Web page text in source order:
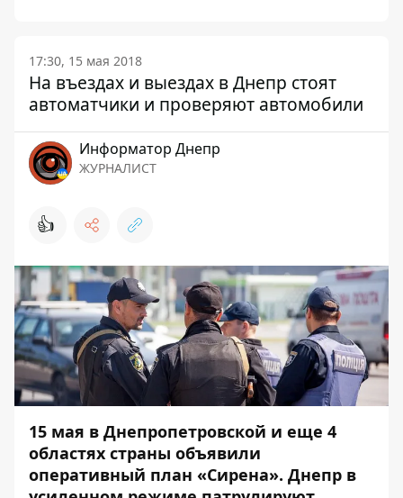
17:30, 15 мая 2018
На въездах и выездах в Днепр стоят
автоматчики и проверяют автомобили
Информатор Днепр
ЖУРНАЛИСТ
👍
15 мая в Днепропетровской и еще 4
областях страны объявили
оперативный план «Сирена». Днепр в